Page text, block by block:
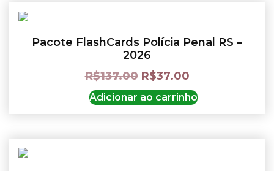
Pacote FlashCards Polícia Penal RS –
2026
R$137.00 R$37.00
Adicionar ao carrinho